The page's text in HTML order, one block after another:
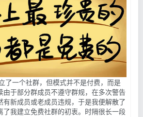
了一个社群，但模式并不是付费，而是
由于部分群成员不遵守群规，在多次警告
有新成员或老成员违规，于是我便解散了
了我建立免费社群的初衷。时隔很长一段